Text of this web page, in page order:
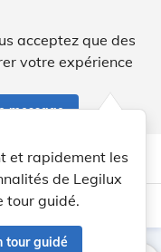
acceptez que des
votre expérience
message
Aide
et rapidement les
de Legilux
tour guidé.
tour guidé
light_mode dark_mode